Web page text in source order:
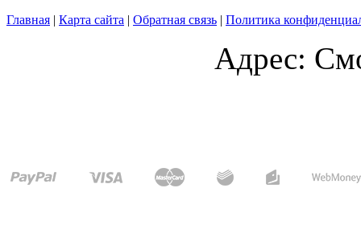
Главная | Карта сайта | Обратная связь | Политика
Адрес: